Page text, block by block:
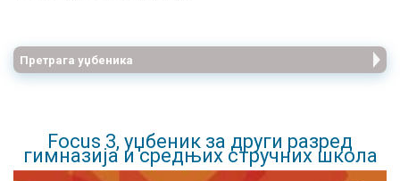
Претрага уџбеника
Focus 3, уџбеник за други разред
гимназија и средњих стручних школа